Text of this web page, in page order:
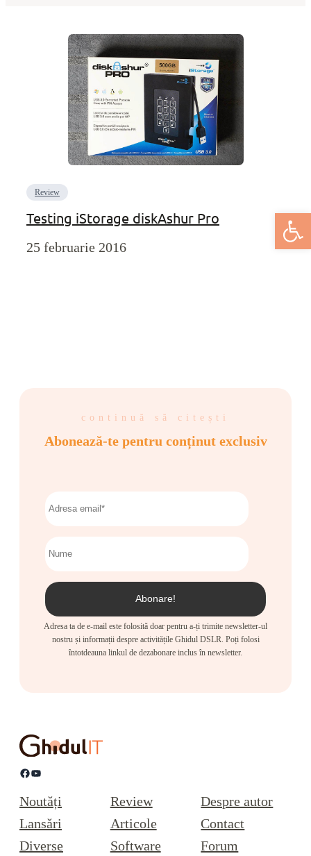
Deschide
Review
Testing iStorage diskAshur Pro
25 februarie 2016
continuă să citești
Abonează-te pentru conținut exclusiv
Adresa ta de e-mail este folosită doar pentru a-ți trimite newsletter-ul
nostru și informații despre activitățile Ghidul DSLR. Poți folosi
întotdeauna linkul de dezabonare inclus în newsletter.
Facebook YouTube
Noutăți
Lansări
Diverse
Review
Articole
Software
Despre autor
Contact
Forum